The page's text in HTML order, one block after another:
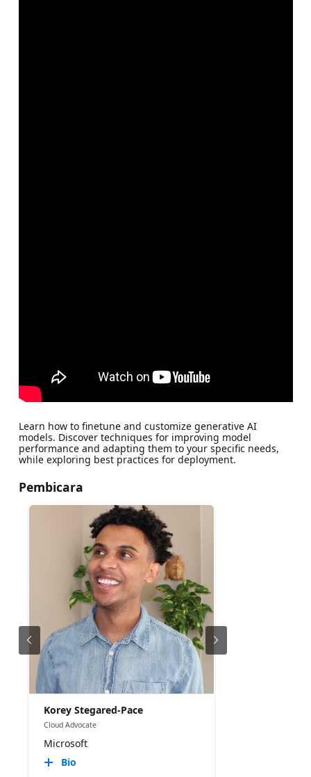
Learn how to finetune and customize generative AI
models. Discover techniques for improving model
performance and adapting them to your specific needs,
while exploring best practices for deployment.
Pembicara
Korey Stegared-Pace
Cloud Advocate
Microsoft
Bio